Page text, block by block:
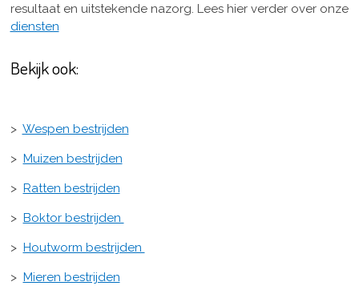
resultaat en uitstekende nazorg. Lees hier verder over onze
diensten
Bekijk ook:
> Wespen bestrijden
> Muizen bestrijden
> Ratten bestrijden
> Boktor bestrijden
> Houtworm bestrijden
> Mieren bestrijden